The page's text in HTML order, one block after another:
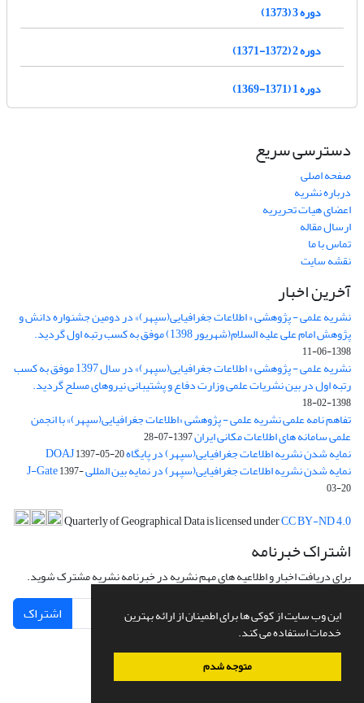
این وب سایت از کوکی ها برای اطمینان از ارائه بهترین
خدمات استفاده می کند.
متوجه شدم
دوره 3 (1373)
دوره 2 (1372-1371)
دوره 1 (1371-1369)
دسترسی سریع
صفحه اصلی
درباره نشریه
اعضای هیات تحریریه
ارسال مقاله
تماس با ما
نقشه سایت
آخرین اخبار
نشریه علمی - پژوهشی « اطلاعات جغرافیایی(سپهر)» در دومین جشنواره دانش و
پژوهش امام علی علیه السلام(شهریور 1398) موفق به کسب رتبه اول گردید.
1398-06-11
نشریه علمی - پژوهشی « اطلاعات جغرافیایی(سپهر)» در سال 1397 موفق به کسب
رتبه اول در بین نشریات علمی وزارت دفاع و پشتیبانی نیروهای مسلح گردید.
1398-02-18
تفاهم نامه علمی نشریه علمی - پژوهشی «اطلاعات جغرافیایی(سپهر)» با انجمن
علمی سامانه های اطلاعات مکانی ایران1397-07-28
نمایه شدن نشریه اطلاعات جغرافیایی(سپهر) در پایگاه DOAJ1397-05-20
نمایه شدن نشریه اطلاعات جغرافیایی(سپهر) در نمایه بین المللی J-Gate1397-
03-20
Quarterly of Geographical Data is licensed underCC BY-ND 4.0
اشتراک خبرنامه
برای دریافت اخبار و اطلاعیه های مهم نشریه در خبرنامه نشریه مشترک شوید.
اشتراک
سامانه مدیریت نشریات علمی.طراحی و پیاده سازی ازسیناوب